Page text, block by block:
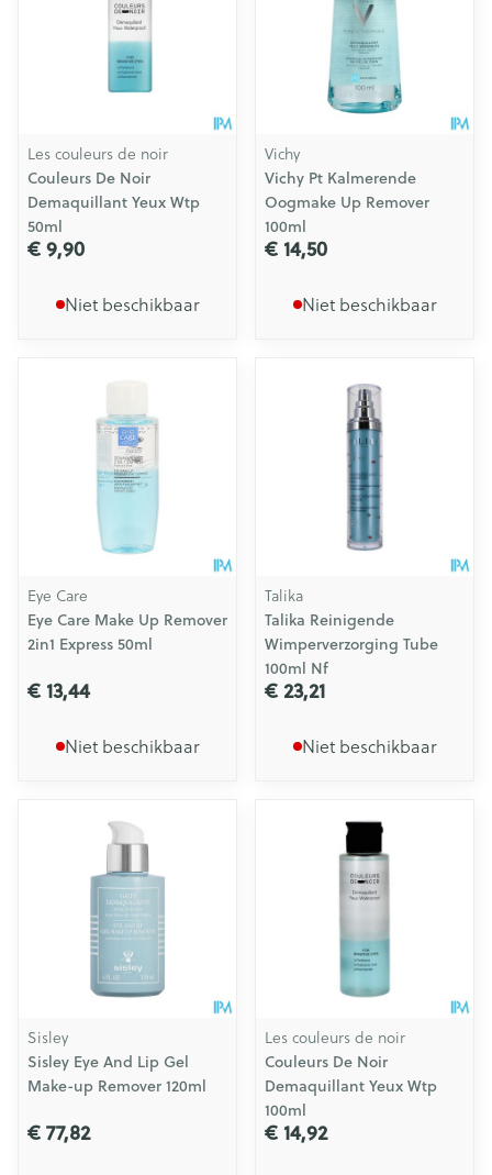
Les couleurs de noir
Couleurs De Noir
Demaquillant Yeux Wtp
50ml
€ 9,90
Niet beschikbaar
Vichy
Vichy Pt Kalmerende
Oogmake Up Remover
100ml
€ 14,50
Niet beschikbaar
Eye Care
Eye Care Make Up Remover
2in1 Express 50ml
€ 13,44
Niet beschikbaar
Talika
Talika Reinigende
Wimperverzorging Tube
100ml Nf
€ 23,21
Niet beschikbaar
Sisley
Sisley Eye And Lip Gel
Make-up Remover 120ml
€ 77,82
Les couleurs de noir
Couleurs De Noir
Demaquillant Yeux Wtp
100ml
€ 14,92